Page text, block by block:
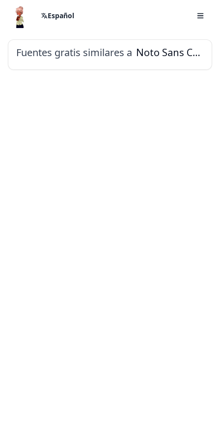
Español
Fuentes gratis similares a Noto Sans Cypriot